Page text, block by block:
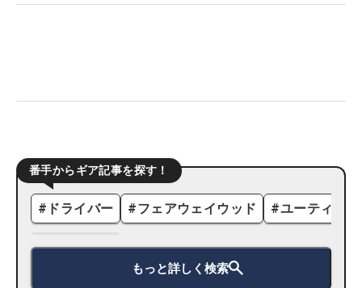
番手からギア記事を探す！
# ドライバー #フェアウェイウッド #ユーティリ
もっと詳しく検索